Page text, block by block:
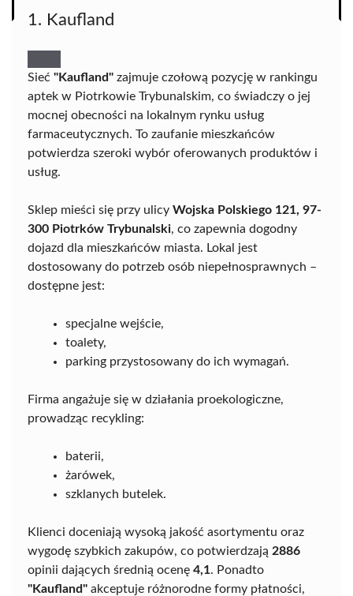
1. Kaufland
Sieć "Kaufland" zajmuje czołową pozycję w rankingu
aptek w Piotrkowie Trybunalskim, co świadczy o jej
mocnej obecności na lokalnym rynku usług
farmaceutycznych. To zaufanie mieszkańców
potwierdza szeroki wybór oferowanych produktów i
usług.
Sklep mieści się przy ulicy Wojska Polskiego 121, 97-
300 Piotrków Trybunalski, co zapewnia dogodny
dojazd dla mieszkańców miasta. Lokal jest
dostosowany do potrzeb osób niepełnosprawnych –
dostępne jest:
specjalne wejście,
toalety,
parking przystosowany do ich wymagań.
Firma angażuje się w działania proekologiczne,
prowadząc recykling:
baterii,
żarówek,
szklanych butelek.
Klienci doceniają wysoką jakość asortymentu oraz
wygodę szybkich zakupów, co potwierdzają 2886
opinii dających średnią ocenę 4,1. Ponadto
"Kaufland" akceptuje różnorodne formy płatności,